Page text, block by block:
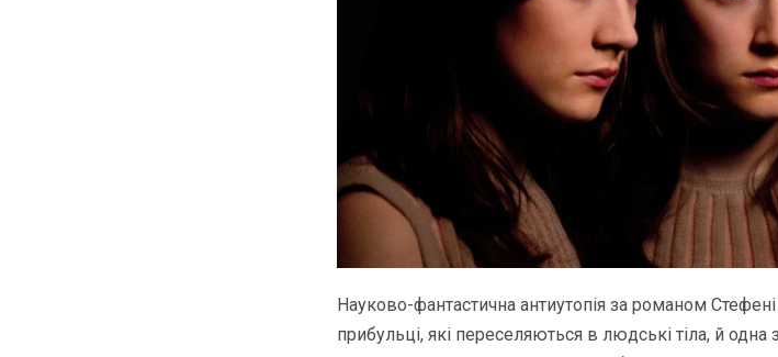
Науково-фантастична антиутопія за романом
прибульці, які переселяються в людські тіла, й